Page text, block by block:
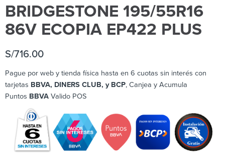
BRIDGESTONE 195/55R16
86V ECOPIA EP422 PLUS
S/716.00
Pague por web y tienda física hasta en 6 cuotas sin interés con
tarjetas BBVA, DINERS CLUB, y BCP, Canjea y Acumula
Puntos BBVA Valido POS